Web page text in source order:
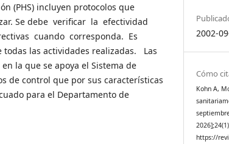
(PHS) incluyen protocolos que
Se debe verificar la efectividad
cuando corresponda. Es
las actividades realizadas. Las
la que se apoya el Sistema de
de control que por sus características
para el Departamento de
2002-
Cómo
Kohn A,
https://